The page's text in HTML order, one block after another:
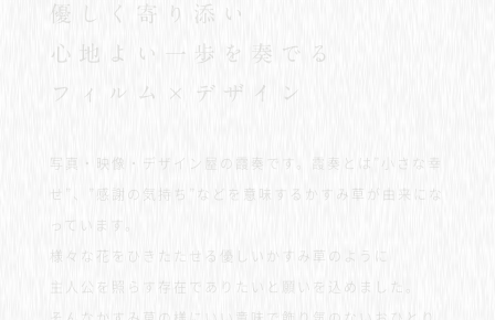
優 く 寄 り 添 い
心
地 よ い 一 歩 を 奏 で
る
フ
ィ ル ム × デ ザ イ ン
写真・映像・デザイン屋の霞奏です。霞奏とは”小さな幸
せ”、”感謝の気持ち”などを意味するかすみ草が由来にな
っています。
様々な花をひきたたせる優しいかすみ草のように
主人公を照らす存在でありたいと願いを込めました。